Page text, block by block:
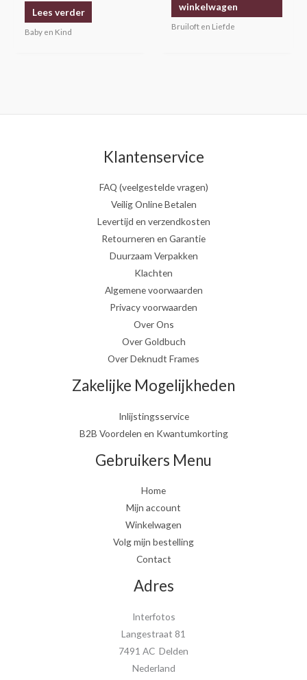
Lees verder
Baby en Kind
winkelwagen
Bruiloft en Liefde
Klantenservice
FAQ (veelgestelde vragen)
Veilig Online Betalen
Levertijd en verzendkosten
Retourneren en Garantie
Duurzaam Verpakken
Klachten
Algemene voorwaarden
Privacy voorwaarden
Over Ons
Over Goldbuch
Over Deknudt Frames
Zakelijke Mogelijkheden
Inlijstingsservice
B2B Voordelen en Kwantumkorting
Gebruikers Menu
Home
Mijn account
Winkelwagen
Volg mijn bestelling
Contact
Adres
Interfotos
Langestraat 81
7491 AC Delden
Nederland